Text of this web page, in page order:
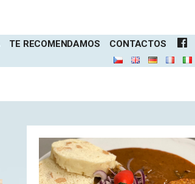
TE RECOMENDAMOS CONTACTOS